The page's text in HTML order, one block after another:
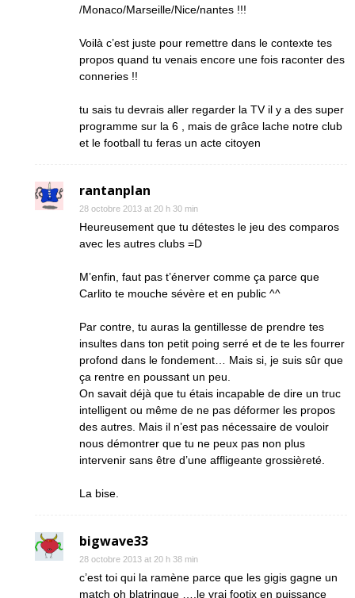
/Monaco/Marseille/Nice/nantes !!!
Voilà c’est juste pour remettre dans le contexte tes
propos quand tu venais encore une fois raconter des
conneries !!
tu sais tu devrais aller regarder la TV il y a des super
programme sur la 6 , mais de grâce lache notre club
et le football tu feras un acte citoyen
rantanplan
28 octobre 2013 at 20 h 30 min
Heureusement que tu détestes le jeu des comparos
avec les autres clubs =D
M’enfin, faut pas t’énerver comme ça parce que
Carlito te mouche sévère et en public ^^
Par contre, tu auras la gentillesse de prendre tes
insultes dans ton petit poing serré et de te les fourrer
profond dans le fondement… Mais si, je suis sûr que
ça rentre en poussant un peu.
On savait déjà que tu étais incapable de dire un truc
intelligent ou même de ne pas déformer les propos
des autres. Mais il n’est pas nécessaire de vouloir
nous démontrer que tu ne peux pas non plus
intervenir sans être d’une affligeante grossièreté.
La bise.
bigwave33
28 octobre 2013 at 20 h 38 min
c’est toi qui la ramène parce que les gigis gagne un
match oh blatringue ….le vrai footix en puissance